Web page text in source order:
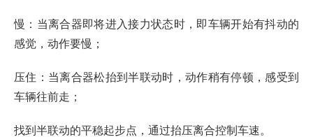
慢：当离合器即将进入接力状态时，即车辆开始有抖动的
感觉，动作要慢；
压住：当离合器松抬到半联动时，动作稍有停顿，感受到
车辆往前走；
找到半联动的平稳起步点，通过抬压离合控制车速。